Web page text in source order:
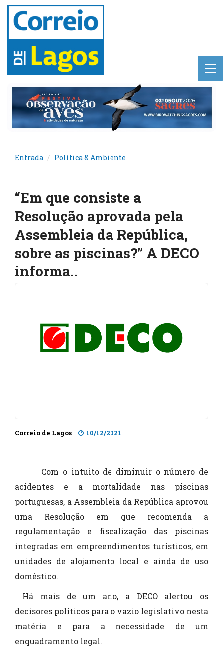
Entrada Política & Ambiente
“Em que consiste a
Resolução aprovada pela
Assembleia da República,
sobre as piscinas?” A DECO
informa..
Correio de Lagos 10/12/2021
Com o intuito de diminuir o número de
acidentes e a mortalidade nas piscinas
portuguesas, a Assembleia da República aprovou
uma Resolução em que recomenda a
regulamentação e fiscalização das piscinas
integradas em empreendimentos turísticos, em
unidades de alojamento local e ainda de uso
doméstico.
Há mais de um ano, a DECO alertou os
decisores políticos para o vazio legislativo nesta
matéria e para a necessidade de um
enquadramento legal.